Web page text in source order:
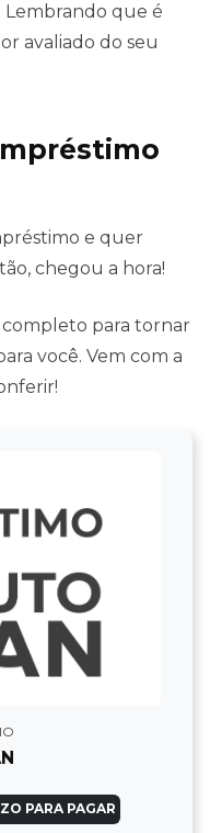
Lembrando que é
avaliado do seu
e quer
chegou a hora!
completo para tornar
você. Vem com a
PARA PAGAR